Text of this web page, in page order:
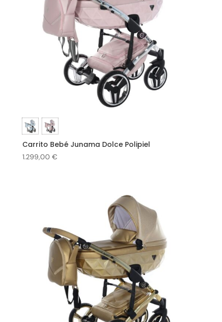
Carrito Bebé Junama Dolce Polipiel
1.299,00 €